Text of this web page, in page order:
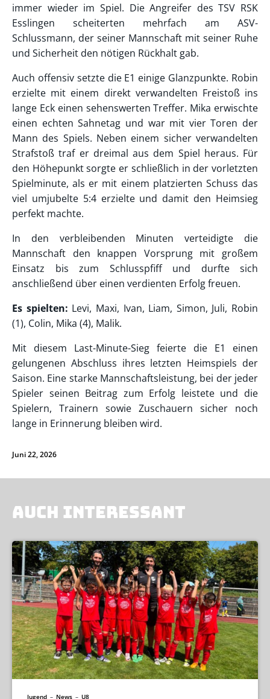
immer wieder im Spiel. Die Angreifer des TSV RSK
Esslingen scheiterten mehrfach am ASV-
Schlussmann, der seiner Mannschaft mit seiner Ruhe
und Sicherheit den nötigen Rückhalt gab.
Auch offensiv setzte die E1 einige Glanzpunkte. Robin
erzielte mit einem direkt verwandelten Freistoß ins
lange Eck einen sehenswerten Treffer. Mika erwischte
einen echten Sahnetag und war mit vier Toren der
Mann des Spiels. Neben einem sicher verwandelten
Strafstoß traf er dreimal aus dem Spiel heraus. Für
den Höhepunkt sorgte er schließlich in der vorletzten
Spielminute, als er mit einem platzierten Schuss das
viel umjubelte 5:4 erzielte und damit den Heimsieg
perfekt machte.
In den verbleibenden Minuten verteidigte die
Mannschaft den knappen Vorsprung mit großem
Einsatz bis zum Schlusspfiff und durfte sich
anschließend über einen verdienten Erfolg freuen.
Es spielten: Levi, Maxi, Ivan, Liam, Simon, Juli, Robin
(1), Colin, Mika (4), Malik.
Mit diesem Last-Minute-Sieg feierte die E1 einen
gelungenen Abschluss ihres letzten Heimspiels der
Saison. Eine starke Mannschaftsleistung, bei der jeder
Spieler seinen Beitrag zum Erfolg leistete und die
Spielern, Trainern sowie Zuschauern sicher noch
lange in Erinnerung bleiben wird.
Juni 22, 2026
AUCH INTERESSANT
Jugend – News – U8